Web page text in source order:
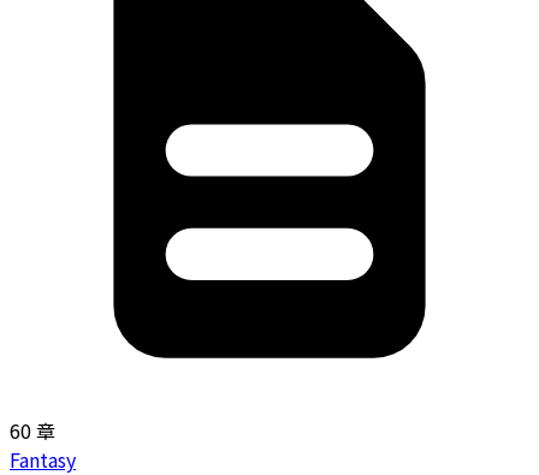
60 章
Fantasy